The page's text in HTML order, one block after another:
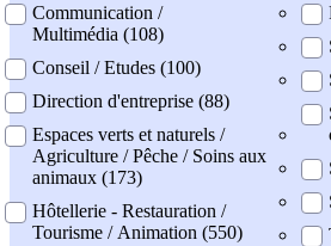
Communication /
Multimédia (108)
Conseil / Etudes (100)
Direction d'entreprise (88)
Espaces verts et naturels /
Agriculture / Pêche / Soins aux
animaux (173)
Hôtellerie - Restauration /
Tourisme / Animation (550)